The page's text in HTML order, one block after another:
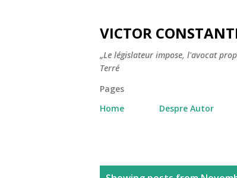
VICTOR
„Le législateur impose, l'avocat
Terré
Pages
Home
Despre Autor